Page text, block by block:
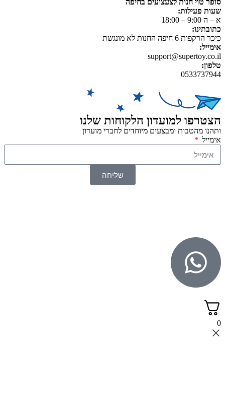
סופר טוי חנות לצעצועים בחיפה
שעות פעילות:
א – ה 9:00 – 18:00
כתובתינו:
כיכר הרקפות 6 חיפה החנות לא מונגשת
אימייל:
support@supertoy.co.il
טלפון:
0533737944
הצטרפו למועדון הלקוחות שלנו
ותהנו מהטבות ומבצעים מיוחדים לחברי מועדון
אימייל
שליחה
0